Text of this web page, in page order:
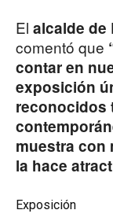
El alcalde de
comentó que
contar en
exposición
reconocidos
muestra con
la hace
Exposición